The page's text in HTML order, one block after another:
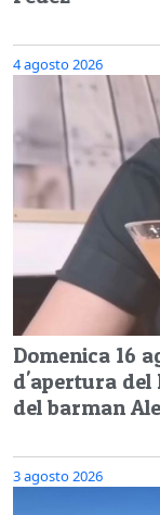
4 agosto 2026
Domenica 16
d'apertura del
del barman
3 agosto 2026